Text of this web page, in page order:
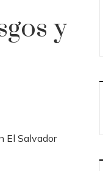
y